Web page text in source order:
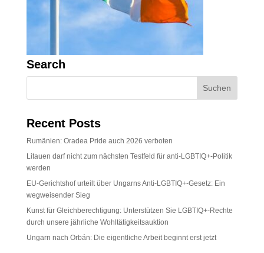
Search
Recent Posts
Rumänien: Oradea Pride auch 2026 verboten
Litauen darf nicht zum nächsten Testfeld für anti-LGBTIQ+-Politik
werden
EU-Gerichtshof urteilt über Ungarns Anti-LGBTIQ+-Gesetz: Ein
wegweisender Sieg
Kunst für Gleichberechtigung: Unterstützen Sie LGBTIQ+-Rechte
durch unsere jährliche Wohltätigkeitsauktion
Ungarn nach Orbán: Die eigentliche Arbeit beginnt erst jetzt